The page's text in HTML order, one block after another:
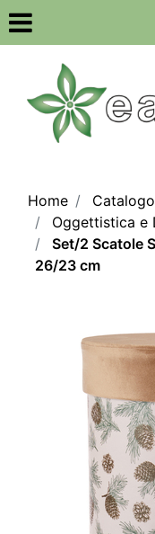
Open
Home
Oggettistica e
Set/2 Scatole
26/23 cm